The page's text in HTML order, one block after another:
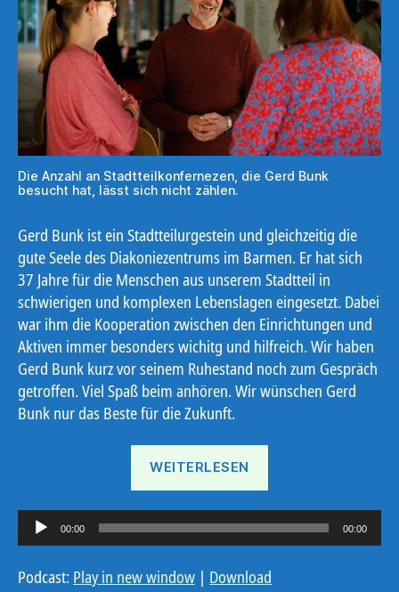
Die Anzahl an Stadtteilkonfernezen, die Gerd Bunk
besucht hat, lässt sich nicht zählen.
Gerd Bunk ist ein Stadtteilurgestein und gleichzeitig die
gute Seele des Diakoniezentrums im Barmen. Er hat sich
37 Jahre für die Menschen aus unserem Stadtteil in
schwierigen und komplexen Lebenslagen eingesetzt. Dabei
war ihm die Kooperation zwischen den Einrichtungen und
Aktiven immer besonders wichitg und hilfreich. Wir haben
Gerd Bunk kurz vor seinem Ruhestand noch zum Gespräch
getroffen. Viel Spaß beim anhören. Wir wünschen Gerd
Bunk nur das Beste für die Zukunft.
WEITERLESEN
Oberbarmen“
u
d
00:00 00:00
Podcast: Play in new window | Download